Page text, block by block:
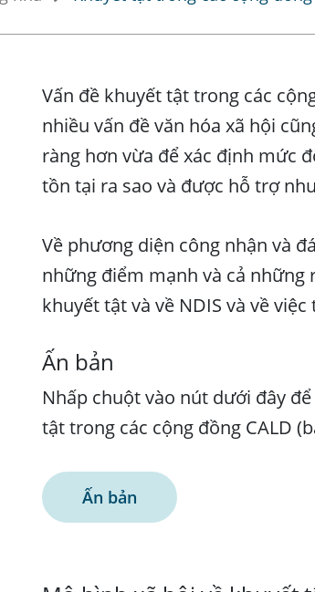
Vấn đề khuyết tật trong các
nhiều vấn đề văn hóa xã hội
ràng hơn vừa để xác định mức
tồn tại ra sao và được hỗ trợ
Về phương diện công nhận và
những điểm mạnh và cả những
khuyết tật và về NDIS và về
Ấn bản
Nhấp chuột vào nút dưới đây
tật trong các cộng đồng CALD
Ấn bản